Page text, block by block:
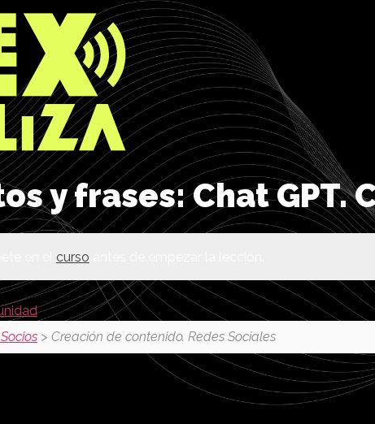
y frases: Chat
curso
> Creación de contenido. Redes Sociales